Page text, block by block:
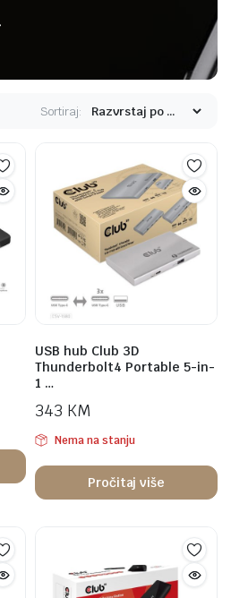
Sortiraj:
USB hub Club 3D
Thunderbolt4 Portable 5-in-
1 …
343 KM
Nema na stanju
Pročitaj više